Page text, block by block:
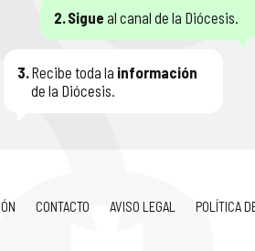
2.Sigue al canal de la Diócesis.
3.Recibe toda la información
de la Diócesis.
CONTACTO AVISO LEGAL POLÍTICA